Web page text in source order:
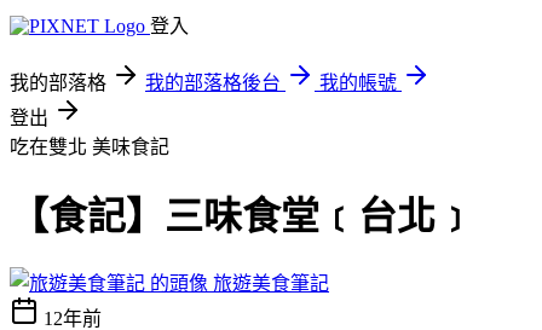
登入
我的部落格 我的部落格後台
我的帳號
登出
吃在雙北 美味食記
【食記】三味食堂﹝台北﹞
旅遊美食筆記
12年前